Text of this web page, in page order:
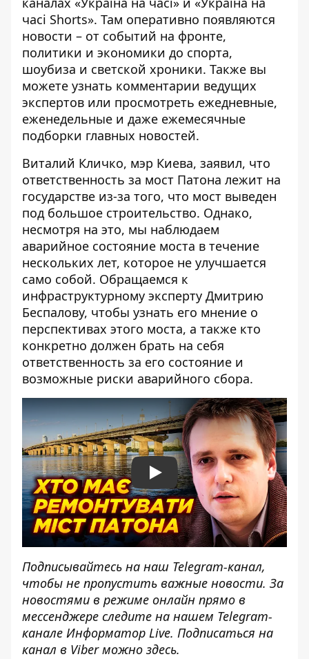
часі Shorts». Там оперативно появляются
новости – от событий на фронте,
политики и экономики до спорта,
шоубиза и светской хроники. Также вы
можете узнать комментарии ведущих
экспертов или просмотреть ежедневные,
еженедельные и даже ежемесячные
подборки главных новостей.
Виталий Кличко, мэр Киева, заявил, что
ответственность за мост Патона лежит на
государстве из-за того, что мост выведен
под большое строительство. Однако,
несмотря на это, мы наблюдаем
аварийное состояние моста в течение
нескольких лет, которое не улучшается
само собой. Обращаемся к
инфраструктурному эксперту Дмитрию
Беспалову, чтобы узнать его мнение о
перспективах этого моста, а также кто
конкретно должен брать на себя
ответственность за его состояние и
возможные риски аварийного сбора.
Play
Подписывайтесь на наш Telegram-канал,
чтобы не пропустить важные новости. За
новостями в режиме онлайн прямо в
мессенджере следите на нашем Telegram-
канале Информатор Live. Подписаться на
канал в Viber можно здесь.